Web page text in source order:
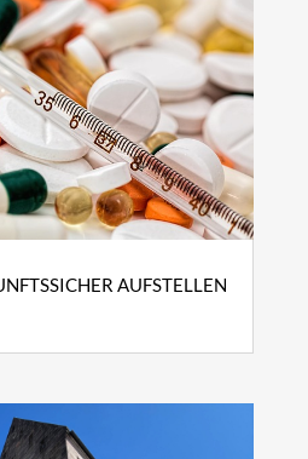
AUFSTELLEN